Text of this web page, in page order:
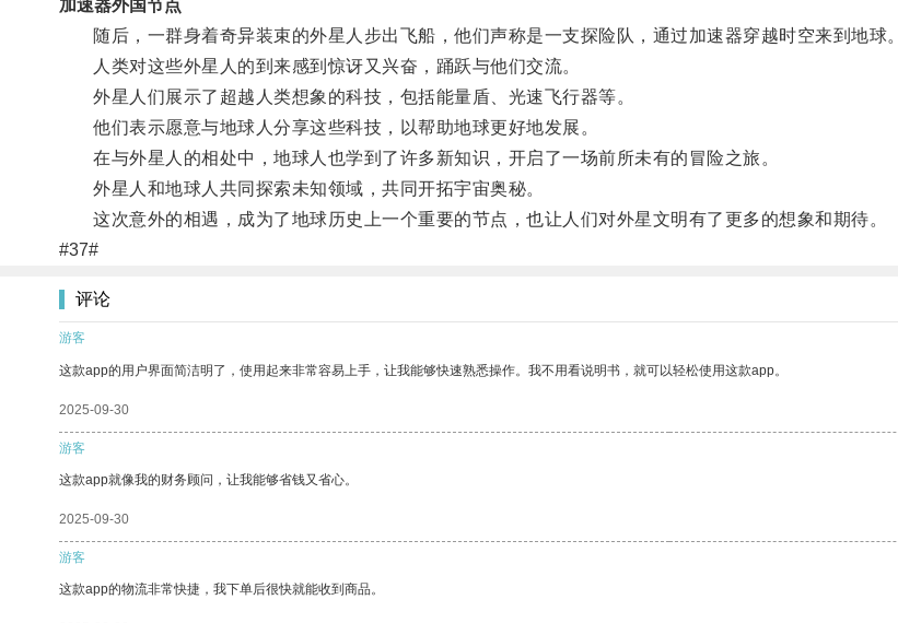
加速器外国节点
随后，一群身着奇异装束的外星人步出飞船，他们声称是一支探险队，通过加速器穿越时空来到地球。
人类对这些外星人的到来感到惊讶又兴奋，踊跃与他们交流。
外星人们展示了超越人类想象的科技，包括能量盾、光速飞行器等。
他们表示愿意与地球人分享这些科技，以帮助地球更好地发展。
在与外星人的相处中，地球人也学到了许多新知识，开启了一场前所未有的冒险之旅。
外星人和地球人共同探索未知领域，共同开拓宇宙奥秘。
这次意外的相遇，成为了地球历史上一个重要的节点，也让人们对外星文明有了更多的想象和期待。
#37#
评论
游客
这款app的用户界面简洁明了，使用起来非常容易上手，让我能够快速熟悉操作。我不用看说明书，就可以轻松使用这款app。
2025-09-30
游客
这款app就像我的财务顾问，让我能够省钱又省心。
2025-09-30
游客
这款app的物流非常快捷，我下单后很快就能收到商品。